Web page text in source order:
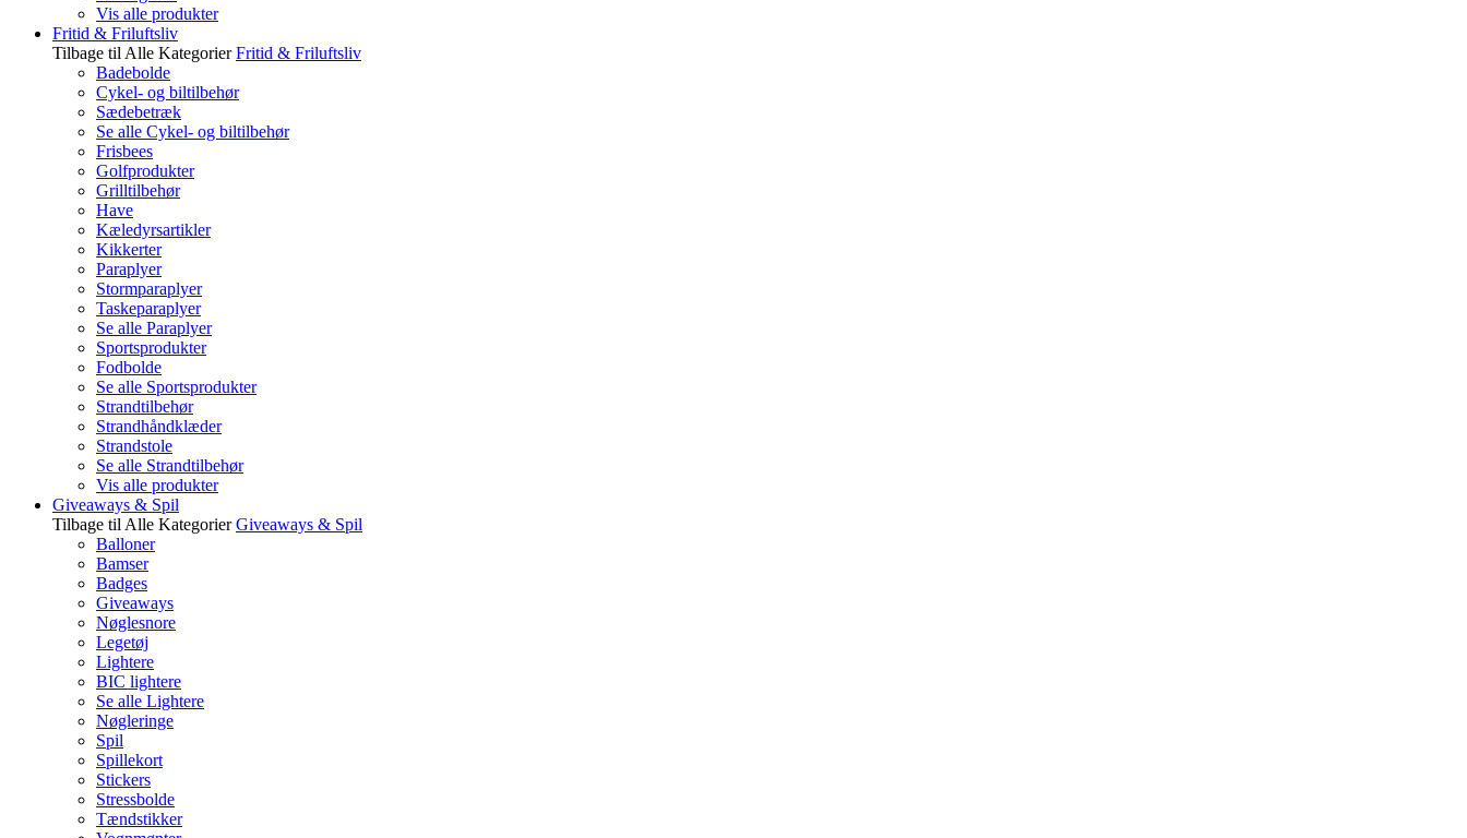
Vis alle produkter
Fritid & Friluftsliv
Tilbage til Alle Kategorier Fritid & Friluftsliv
Badebolde
Cykel- og biltilbehør
Sædebetræk
Se alle Cykel- og biltilbehør
Frisbees
Golfprodukter
Grilltilbehør
Have
Kæledyrsartikler
Kikkerter
Paraplyer
Stormparaplyer
Taskeparaplyer
Se alle Paraplyer
Sportsprodukter
Fodbolde
Se alle Sportsprodukter
Strandtilbehør
Strandhåndklæder
Strandstole
Se alle Strandtilbehør
Vis alle produkter
Giveaways & Spil
Tilbage til Alle Kategorier Giveaways & Spil
Balloner
Bamser
Badges
Giveaways
Nøglesnore
Legetøj
Lightere
BIC lightere
Se alle Lightere
Nøgleringe
Spil
Spillekort
Stickers
Stressbolde
Tændstikker